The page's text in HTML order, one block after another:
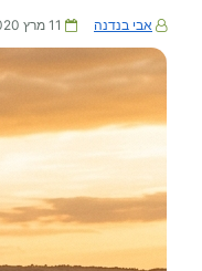
אבי בנדנה 11 מרץ 2020